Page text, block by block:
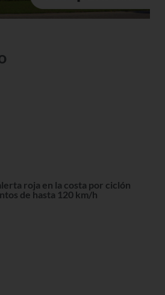
roja en la costa por ciclón
de hasta 120 km/h